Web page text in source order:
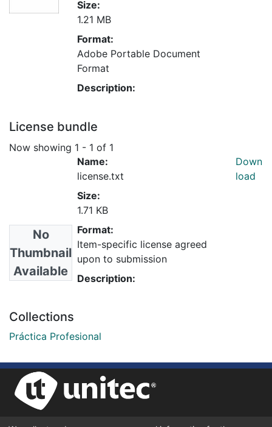
Size:
1.21 MB
Format:
Adobe Portable Document
Format
Description:
License bundle
Now showing 1 - 1 of 1
No
Thumbnail
Available
Name:
license.txt
Size:
1.71 KB
Format:
Item-specific license agreed
upon to submission
Description:
Down
load
Collections
Práctica Profesional